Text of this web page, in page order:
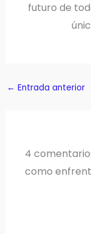
futuro de
← Entrada anterior
4
como